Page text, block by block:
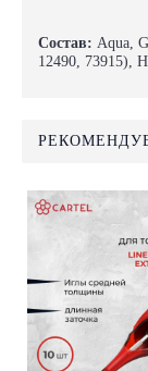
Состав: Aqua,
12490, 73915),